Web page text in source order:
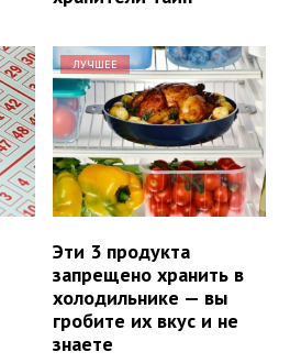
ЛУЧШЕЕ
Эти 3 продукта
запрещено хранить в
холодильнике — вы
гробите их вкус и не
знаете